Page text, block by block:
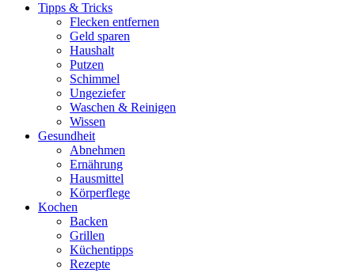
Tipps & Tricks
Flecken entfernen
Geld sparen
Haushalt
Putzen
Schimmel
Ungeziefer
Waschen & Reinigen
Wissen
Gesundheit
Abnehmen
Ernährung
Hausmittel
Körperflege
Kochen
Backen
Grillen
Küchentipps
Rezepte